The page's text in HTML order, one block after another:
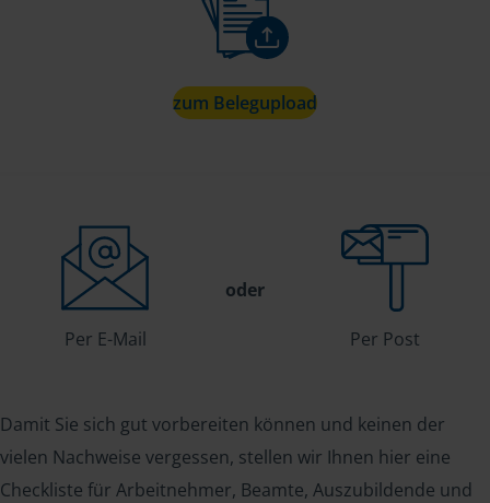
zum Belegupload
Per E-Mail
oder
Per Post
Damit Sie sich gut vorbereiten können und keinen der
vielen Nachweise vergessen, stellen wir Ihnen hier eine
Checkliste für Arbeitnehmer, Beamte, Auszubildende und